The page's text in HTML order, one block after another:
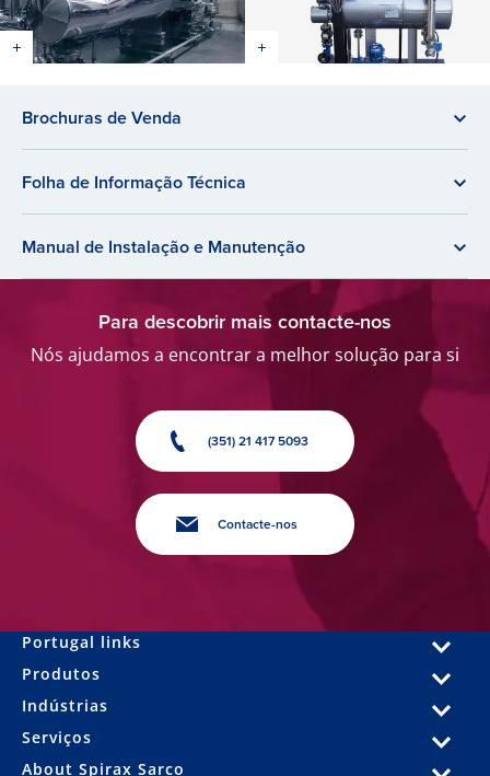
Brochuras de Venda
Folha de Informação Técnica
Manual de Instalação e Manutenção
Para descobrir mais contacte-nos
Nós ajudamos a encontrar a melhor solução para si
(351) 21 417 5093
Contacte-nos
Portugal links
Produtos
Indústrias
Serviços
About Spirax Sarco